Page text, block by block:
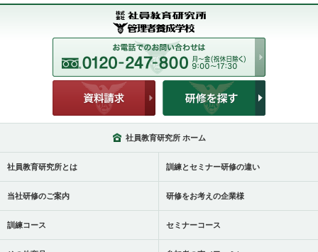
社員教育研究所 ホーム
社員教育研究所とは 訓練とセミナー研修の違い
当社研修のご案内 研修をお考えの企業様
訓練コース セミナーコース